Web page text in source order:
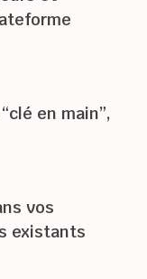
en main”,
vos
existants